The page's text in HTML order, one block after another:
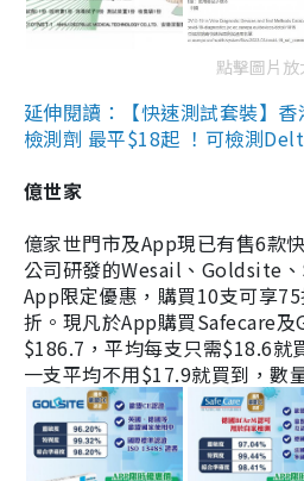
點擊圖片放
延伸閱讀：【快速測試套裝】
檢測劑 最平$18起 ！可檢測
億世家
億家世門市及App現已有售6款
公司研發的Wesail、Goldsite
App限定優惠，購買10支可享
折。現凡於App購買Safecare
$186.7，平均每支只需$18.6就
一支平均不用$17.9就買到，數